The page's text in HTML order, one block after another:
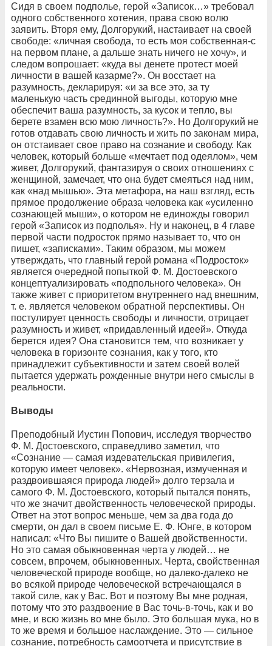
Сидя в своем подполье, герой «Записок…» требовал
одного собственного хотения, права свою волю
заявить. Вторя ему, Долгорукий, настаивает на своей
свободе: «личная свобода, то есть моя собственная-с
на первом плане, а дальше знать ничего не хочу», и
следом вопрошает: «куда вы денете протест моей
личности в вашей казарме?». Он восстает на
разумность, декларируя: «и за все это, за ту
маленькую часть срединной выгоды, которую мне
обеспечит ваша разумность, за кусок и тепло, вы
берете взамен всю мою личность?». Но Долгорукий не
готов отдавать свою личность и жить по законам мира,
он отстаивает свое право на сознание и свободу. Как
человек, который больше «мечтает под одеялом», чем
живет, Долгорукий, фантазируя о своих отношениях с
женщиной, замечает, что она будет смеяться над ним,
как «над мышью». Эта метафора, на наш взгляд, есть
прямое продолжение образа человека как «усиленно
сознающей мыши», о котором не единожды говорил
герой «Записок из подполья». Ну и наконец, в 4 главе
первой части подросток прямо называет то, что он
пишет, «записками». Таким образом, мы можем
утверждать, что главный герой романа «Подросток»
является очередной попыткой Ф. М. Достоевского
концептуализировать «подпольного человека». Он
также живет с приоритетом внутреннего над внешним,
т. е. является человеком обратной перспективы. Он
постулирует ценность свободы и личности, отрицает
разумность и живет, «придавленный идеей». Откуда
берется идея? Она становится тем, что возникает у
человека в горизонте сознания, как у того, кто
принадлежит субъективности и затем своей волей
пытается удержать рожденные внутри него смыслы в
реальности.
Выводы
Преподобный Иустин Попович, исследуя творчество
Ф. М. Достоевского, справедливо заметил, что
«Сознание — самая издевательская привилегия,
которую имеет человек». «Нервозная, измученная и
раздвоившаяся природа людей» долго терзала и
самого Ф. М. Достоевского, который пытался понять,
что же значит двойственность человеческой природы.
Ответ на этот вопрос меньше, чем за два года до
смерти, он дал в своем письме Е. Ф. Юнге, в котором
написал: «Что Вы пишите о Вашей двойственности.
Но это самая обыкновенная черта у людей… не
совсем, впрочем, обыкновенных. Черта, свойственная
человеческой природе вообще, но далеко-далеко не
во всякой природе человеческой встречающаяся в
такой силе, как у Вас. Вот и поэтому Вы мне родная,
потому что это раздвоение в Вас точь-в-точь, как и во
мне, и всю жизнь во мне было. Это большая мука, но в
то же время и большое наслаждение. Это — сильное
сознание, потребность самоотчета и присутствие в